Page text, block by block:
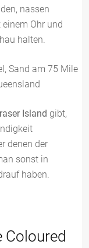
nassen
Ohr und
halten.
Island gibt,
denen der
sonst in
haben.
Coloured